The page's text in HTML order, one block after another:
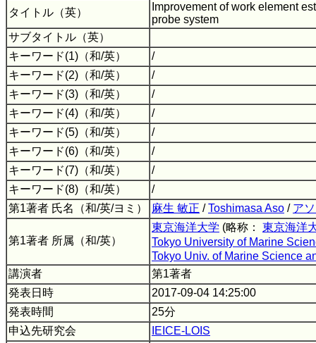
タイトル（英）
Improvement of work element
probe system
サブタイトル（英）
キーワード(1)（和/英）
/
キーワード(2)（和/英）
/
キーワード(3)（和/英）
/
キーワード(4)（和/英）
/
キーワード(5)（和/英）
/
キーワード(6)（和/英）
/
キーワード(7)（和/英）
/
キーワード(8)（和/英）
/
第1著者 氏名（和/英/ヨミ）
麻生 敏正 /Toshimasa Aso / ア
第1著者 所属（和/英）
東京海洋大学 (略称： 東京海洋
Tokyo University of Marine
Tokyo Univ. of Marine Science
講演者
第1著者
発表日時
2017-09-04 14:25:00
発表時間
25分
申込先研究会
IEICE-LOIS